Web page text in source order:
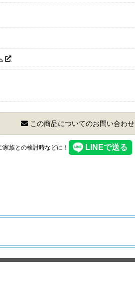
この商品についてのお問い合わせ
族との検討時などに！